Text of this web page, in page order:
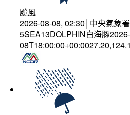
颱風
2026-08-08, 02:30│中央氣象署
5SEA13DOLPHIN白海豚